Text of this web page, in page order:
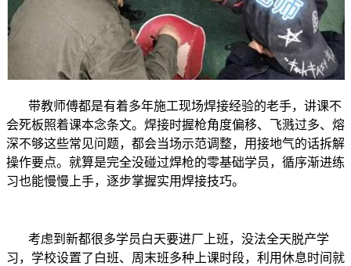
带教师傅都是有着多年施工现场焊接经验的老手，讲课不
会死板照着课本念条文。焊接时握枪角度偏移、飞溅过多、熔
深不够这些常见问题，都会当场示范调整，用接地气的话拆解
操作要点。就算是完全没碰过焊枪的零基础学员，循序渐进练
习也能慢慢上手，逐步掌握实用焊接技巧。
考虑到新都很多学员白天要进厂上班，没法全天脱产学
习，学校设置了白班、周末班多种上课时段，利用休息时间就